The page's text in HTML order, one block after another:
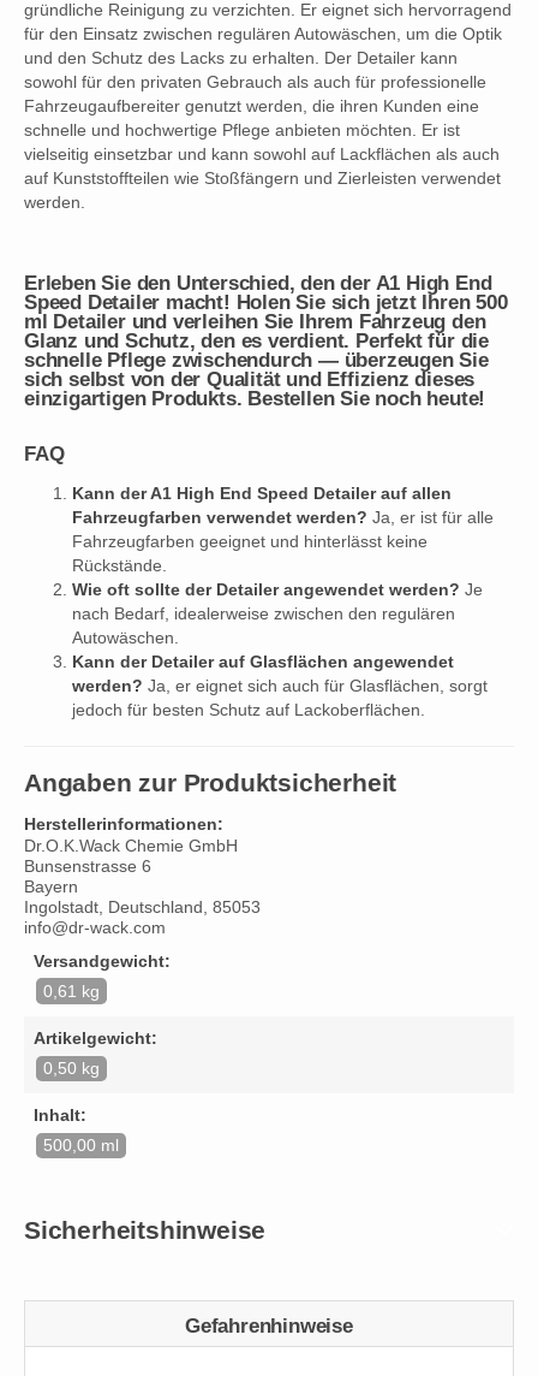
gründliche Reinigung zu verzichten. Er eignet sich hervorragend
für den Einsatz zwischen regulären Autowäschen, um die Optik
und den Schutz des Lacks zu erhalten. Der Detailer kann
sowohl für den privaten Gebrauch als auch für professionelle
Fahrzeugaufbereiter genutzt werden, die ihren Kunden eine
schnelle und hochwertige Pflege anbieten möchten. Er ist
vielseitig einsetzbar und kann sowohl auf Lackflächen als auch
auf Kunststoffteilen wie Stoßfängern und Zierleisten verwendet
werden.
Erleben Sie den Unterschied, den der A1 High End
Speed Detailer macht! Holen Sie sich jetzt Ihren 500
ml Detailer und verleihen Sie Ihrem Fahrzeug den
Glanz und Schutz, den es verdient. Perfekt für die
schnelle Pflege zwischendurch — überzeugen Sie
sich selbst von der Qualität und Effizienz dieses
einzigartigen Produkts. Bestellen Sie noch heute!
FAQ
Kann der A1 High End Speed Detailer auf allen
Fahrzeugfarben verwendet werden? Ja, er ist für alle
Fahrzeugfarben geeignet und hinterlässt keine
Rückstände.
Wie oft sollte der Detailer angewendet werden? Je
nach Bedarf, idealerweise zwischen den regulären
Autowäschen.
Kann der Detailer auf Glasflächen angewendet
werden? Ja, er eignet sich auch für Glasflächen, sorgt
jedoch für besten Schutz auf Lackoberflächen.
Angaben zur Produktsicherheit
Herstellerinformationen:
Dr.O.K.Wack Chemie GmbH
Bunsenstrasse 6
Bayern
Ingolstadt, Deutschland, 85053
info@dr-wack.com
Versandgewicht:
0,61 kg
Artikelgewicht:
0,50 kg
Inhalt:
500,00 ml
Sicherheitshinweise
Gefahrenhinweise